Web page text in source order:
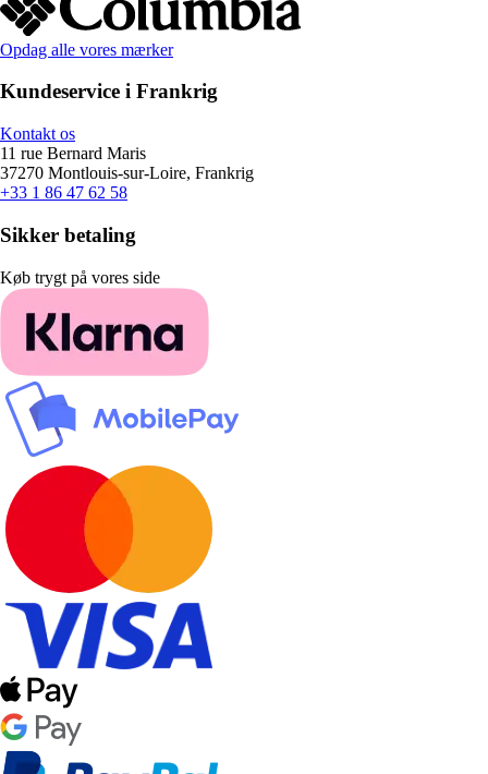
Opdag alle vores mærker
Kundeservice i Frankrig
Kontakt os
11 rue Bernard Maris
37270 Montlouis-sur-Loire, Frankrig
+33 1 86 47 62 58
Sikker betaling
Køb trygt på vores side